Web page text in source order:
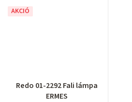
AKCIÓ
Redo 01-2292 Fali lámpa
ERMES